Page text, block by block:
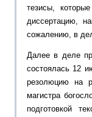
тезисы,
диссертацию,
сожалению, в
Далее в деле
состоялась 12
резолюцию на
магистра
подготовкой